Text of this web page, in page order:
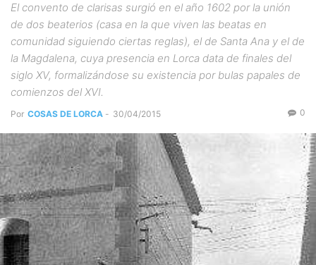
El convento de clarisas surgió en el año 1602 por la unión
de dos beaterios (casa en la que viven las beatas en
comunidad siguiendo ciertas reglas), el de Santa Ana y el de
la Magdalena, cuya presencia en Lorca data de finales del
siglo XV, formalizándose su existencia por bulas papales de
comienzos del XVI.
Por COSAS DE LORCA - 30/04/2015 0